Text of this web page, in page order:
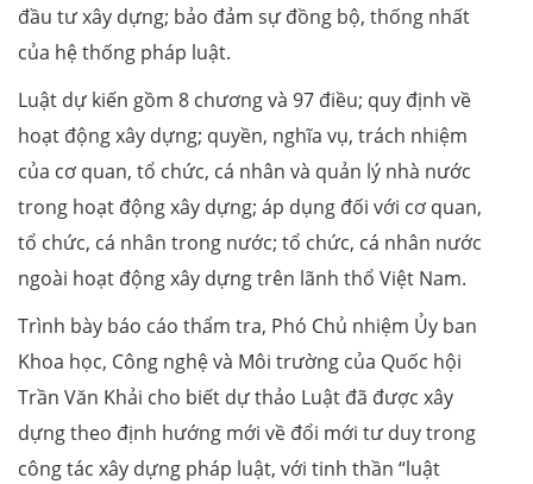
đầu tư xây dựng; bảo đảm sự đồng bộ, thống nhất
của hệ thống pháp luật.
Luật dự kiến gồm 8 chương và 97 điều; quy định về
hoạt động xây dựng; quyền, nghĩa vụ, trách nhiệm
của cơ quan, tổ chức, cá nhân và quản lý nhà nước
trong hoạt động xây dựng; áp dụng đối với cơ quan,
tổ chức, cá nhân trong nước; tổ chức, cá nhân nước
ngoài hoạt động xây dựng trên lãnh thổ Việt Nam.
Trình bày báo cáo thẩm tra, Phó Chủ nhiệm Ủy ban
Khoa học, Công nghệ và Môi trường của Quốc hội
Trần Văn Khải cho biết dự thảo Luật đã được xây
dựng theo định hướng mới về đổi mới tư duy trong
công tác xây dựng pháp luật, với tinh thần “luật